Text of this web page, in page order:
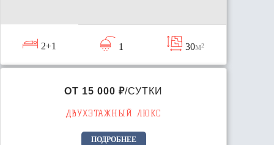
2+1 1 30м²
ОТ 15 000 ₽/СУТКИ
ДВУХЭТАЖНЫЙ ЛЮКС
ПОДРОБНЕЕ